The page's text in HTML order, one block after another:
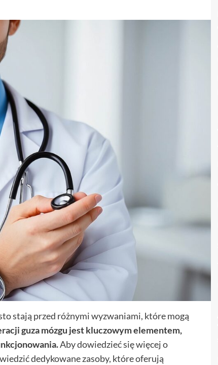
stają przed różnymi wyzwaniami, które mogą
guza mózgu jest kluczowym elementem,
Aby dowiedzieć się więcej o
dedykowane zasoby, które oferują